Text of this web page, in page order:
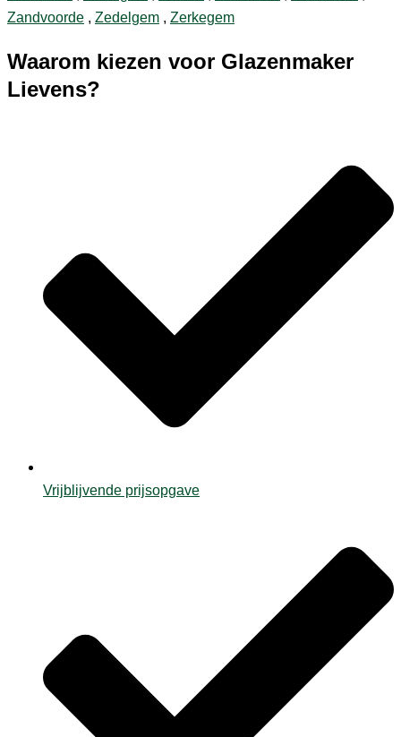
Zandvoorde , Zedelgem , Zerkegem
Waarom kiezen voor Glazenmaker
Lievens?
Vrijblijvende prijsopgave